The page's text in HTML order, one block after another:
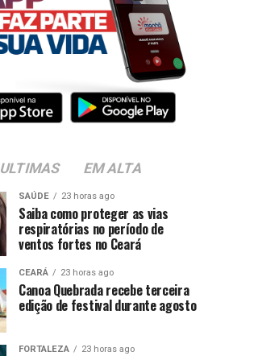
ULTIMAS EM ALTA
SAÚDE 23 horas ago
Saiba como proteger as vias
respiratórias no período de
ventos fortes no Ceará
CEARÁ 23 horas ago
Canoa Quebrada recebe terceira
edição de festival durante agosto
FORTALEZA 23 horas ago